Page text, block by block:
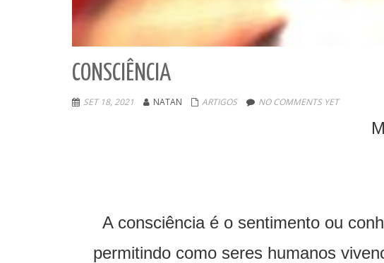
CONSCIÊNCIA
SET 18, 2021 NATAN ARTIGOS NO COMMENTS YET
A consciência é o sentimento ou
permitindo como seres humanos